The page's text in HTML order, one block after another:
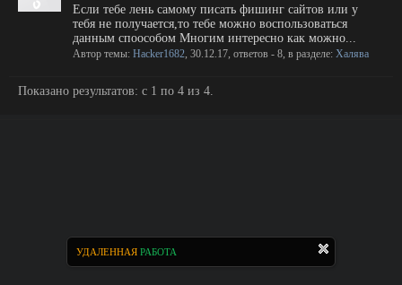
УДАЛЕННАЯ РАБОТА
Если тебе лень самому писать фишинг сайтов или у
тебя не получается,то тебе можно воспользоваться
данным споособом Многим интересно как можно...
Автор темы: Hacker1682, 30.12.17, ответов - 8, в разделе: Халява
Показано результатов: с 1 по 4 из 4.